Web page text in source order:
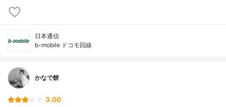
日本通信
b-mobile ドコモ回線
かなで餅
3.00